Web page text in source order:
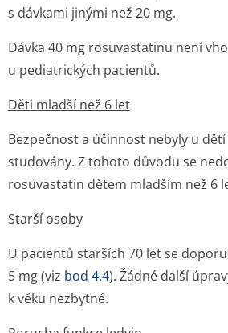
s dávkami jinými než 20 mg.
Dávka 40 mg rosuvastatinu není
u pediatrických pacientů.
Děti mladší než 6 let
Bezpečnost a účinnost nebyly u
studovány. Z tohoto důvodu se
rosuvastatin dětem mladším než 6
Starší osoby
U pacientů starších 70 let se
5 mg (viz bod 4.4). Žádné další
k věku nezbytné.